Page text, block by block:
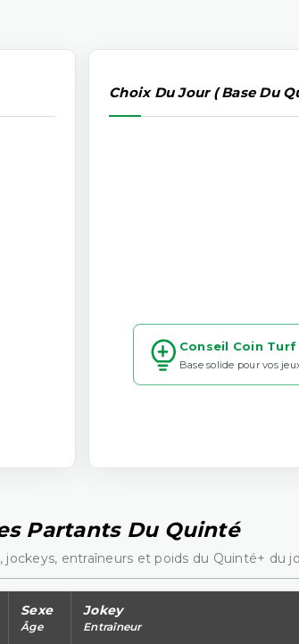
Choix Du Jour ( Base Du
Conseil Coin Turf
Base solide pour vos
Partants Du Quinté
jockeys, entraîneurs et poids du Quinté+ du
Sexe
Âge
Jokey
Entraîneur